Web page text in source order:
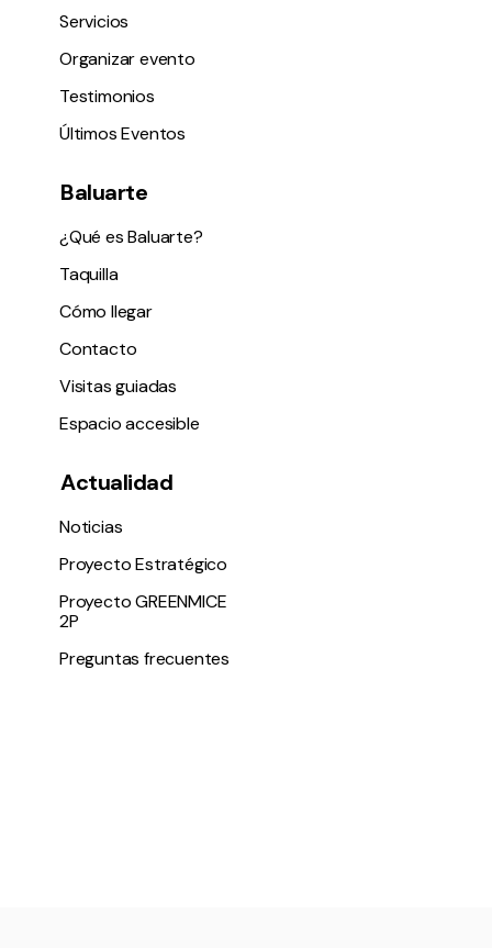
Servicios
Organizar evento
Testimonios
Últimos Eventos
Baluarte
¿Qué es Baluarte?
Taquilla
Cómo llegar
Contacto
Visitas guiadas
Espacio accesible
Actualidad
Noticias
Proyecto Estratégico
Proyecto GREENMICE
2P
Preguntas frecuentes